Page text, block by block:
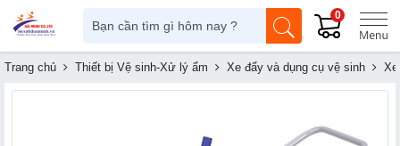
0
Trang chủ Thiết bị Vệ sinh-Xử lý ẩm Xe đẩy và dụng cụ vệ sinh